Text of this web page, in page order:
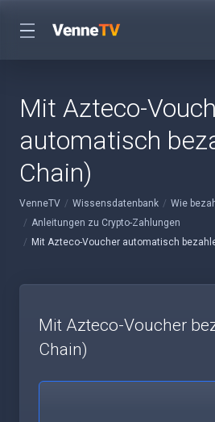
Mit Azteco-
automatisch
Chain)
VenneTV Wissensdatenbank
Wie
Anleitungen zu Crypto-Zahlungen
Mit Azteco-Voucher automatisch
Mit Azteco-Voucher
Chain)